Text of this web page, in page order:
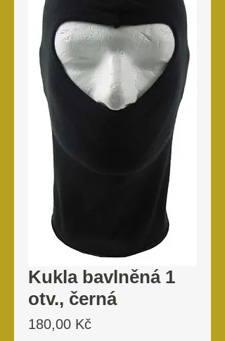
Kukla bavlněná 1
otv., černá
180,00 KčCena